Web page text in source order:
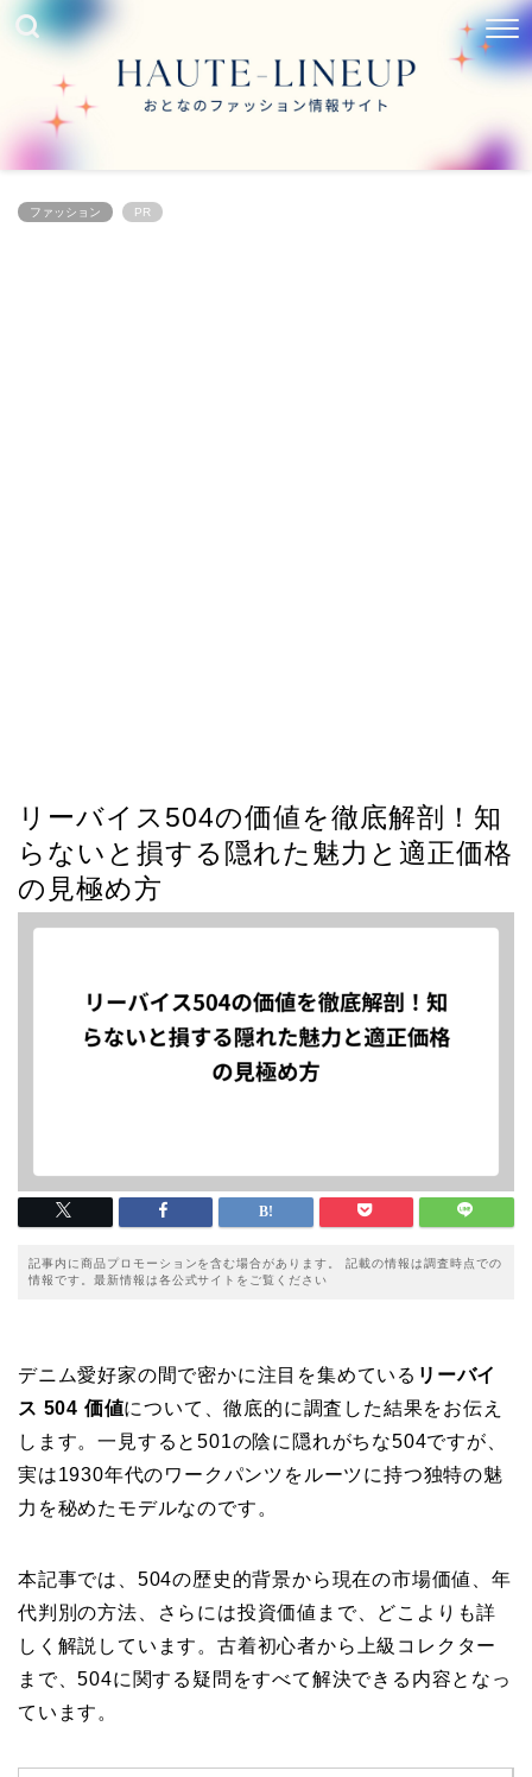
ファッション PR
リーバイス504の価値を徹底解剖！知
らないと損する隠れた魅力と適正価格
の見極め方
記事内に商品プロモーションを含む場合があります。 記載の情報は調査時点での
情報です。最新情報は各公式サイトをご覧ください
デニム愛好家の間で密かに注目を集めている リーバイ
ス 504 価値について、徹底的に調査した結果をお伝え
します。一見すると501の陰に隠れがちな504ですが、
実は1930年代のワークパンツをルーツに持つ独特の魅
力を秘めたモデルなのです。
本記事では、504の歴史的背景から現在の市場価値、年
代判別の方法、さらには投資価値まで、どこよりも詳
しく解説しています。古着初心者から上級コレクター
まで、504に関する疑問をすべて解決できる内容となっ
ています。